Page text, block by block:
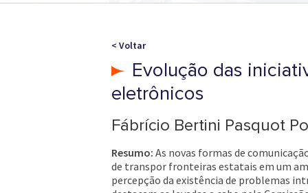
< Voltar
Evolução das
eletrônicos
Fábrício Bertini Pasquot
Resumo: As novas formas de
de transpor fronteiras estatais em um
percepção da existência de problemas